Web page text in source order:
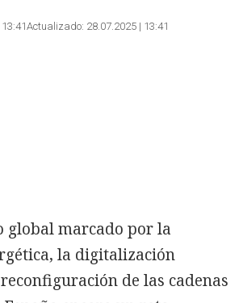
Actualizado: 28.07.2025 | 13:41
global marcado por la
la digitalización
de las cadenas